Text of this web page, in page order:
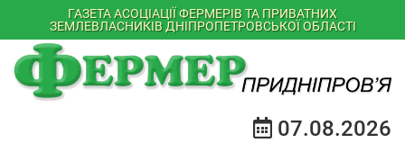
ГАЗЕТА АСОЦІАЦІЇ ФЕРМЕРІВ ТА ПРИВАТНИХ
ЗЕМЛЕВЛАСНИКІВ ДНІПРОПЕТРОВСЬКОЇ ОБЛАСТІ
07.08.2026